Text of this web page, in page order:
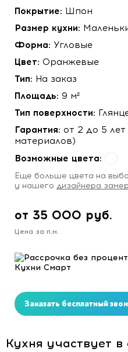
Покрытие: Шпон
Размер кухни:
Форма: Угловые
Цвет: Оранжевые
Тип: На заказ
Площадь: 9 м²
Тип поверхности:
Гарантия: от 2 до 5
материалов)
Возможные цвета:
Eще больше цвета на
у нашего дизайнера
от 35 000 руб.
Цена за п.м.
Заказать бесплатный
Кухня участвует в